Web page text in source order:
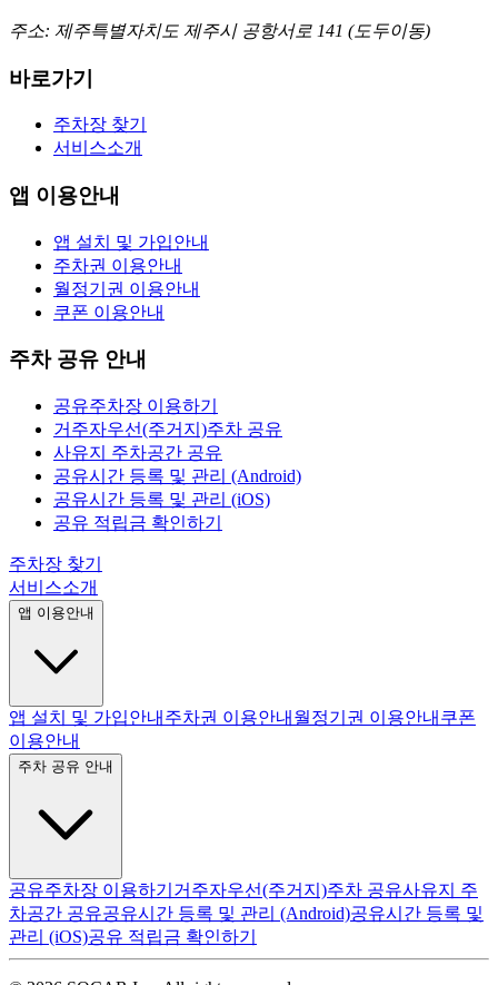
주소: 제주특별자치도 제주시 공항서로 141 (도두이동)
바로가기
주차장 찾기
서비스소개
앱 이용안내
앱 설치 및 가입안내
주차권 이용안내
월정기권 이용안내
쿠폰 이용안내
주차 공유 안내
공유주차장 이용하기
거주자우선(주거지)주차 공유
사유지 주차공간 공유
공유시간 등록 및 관리 (Android)
공유시간 등록 및 관리 (iOS)
공유 적립금 확인하기
주차장 찾기
서비스소개
앱 이용안내
앱 설치 및 가입안내 주차권 이용안내 월정기권 이용안내 쿠폰
이용안내
주차 공유 안내
공유주차장 이용하기 거주자우선(주거지)주차 공유사유지 주
차공간 공유공유시간 등록 및 관리 (Android)공유시간 등록 및
관리 (iOS)공유 적립금 확인하기